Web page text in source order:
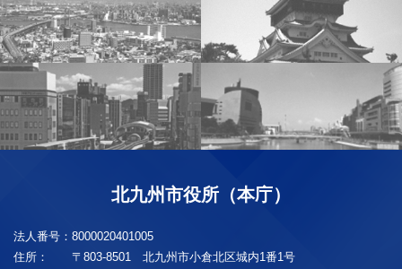
北九州市役所（本庁）
法人番号： 8000020401005
住所：
〒803-8501 北九州市小倉北区城内1番1号